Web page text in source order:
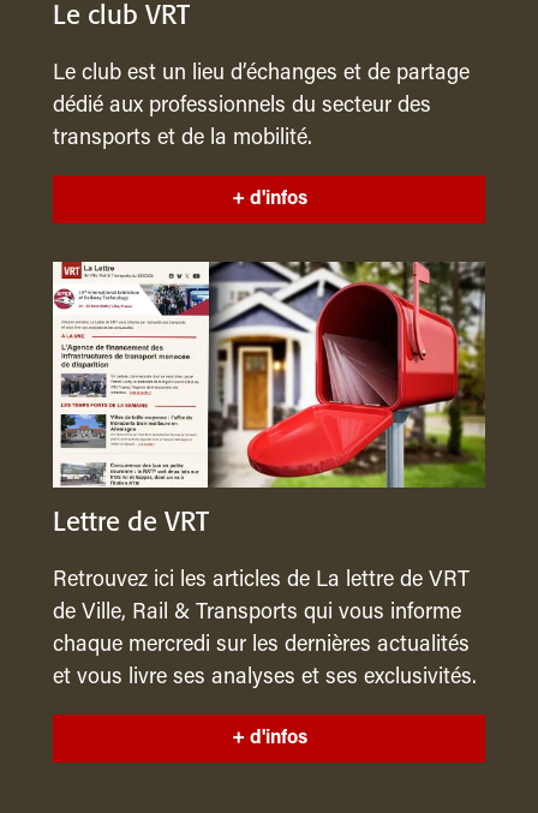
Le club VRT
Le club est un lieu d’échanges et de partage
dédié aux professionnels du secteur des
transports et de la mobilité.
+ d'infos
Lettre de VRT
Retrouvez ici les articles de La lettre de VRT
de Ville, Rail & Transports qui vous informe
chaque mercredi sur les dernières actualités
et vous livre ses analyses et ses exclusivités.
+ d'infos